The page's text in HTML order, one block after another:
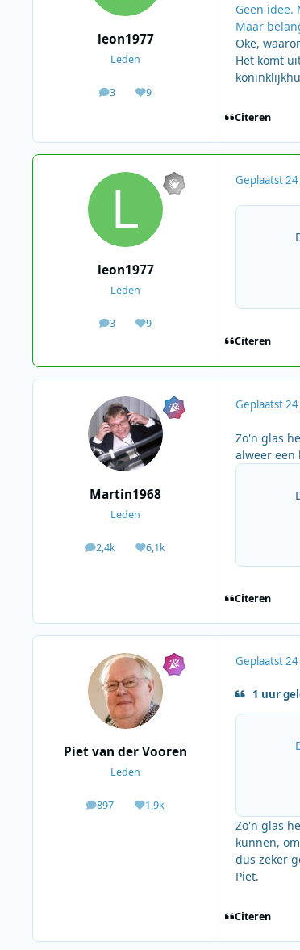
leon1977
Leden
3
berichten
9
Waardering
Geen idee.
Maar
Oke,
Het komt
Citeren
leon1977
Leden
3
berichten
9
Waardering
Geplaatst
Citeren
Martin1968
Leden
2,4k
berichten6,1k
Waardering
Geplaatst
Zo'n glas
alweer een
Citeren
Piet van der Vooren
Leden
897
berichten1,9k
Waardering
Geplaatst
1 uur
Zo'n glas
kunnen,
dus zeker
Piet.
Citeren